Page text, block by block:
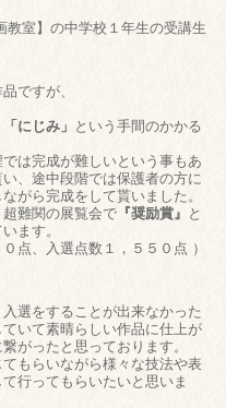
教室】の中学校１年生の受講生
ですが、
「にじみ」
という手間のかかる
は完成が難しいという事もあ
、途中段階では保護者の方に
がら完成をして貰いました。
超難関の展覧会で 『奨励賞』 と
ます。
点、入選点数１，５５０点 ）
選をすることが出来なかった
いて素晴らしい作品に仕上が
がったと思っております。
もらいながら様々な技法や表
行ってもらいたいと思いま